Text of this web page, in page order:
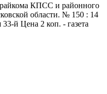
КПСС и районного
области. № 150 : 14
й Цена 2 коп. - газета